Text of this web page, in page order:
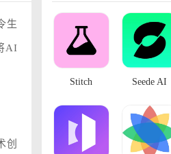
生
AI
创
Stitch Seede AI